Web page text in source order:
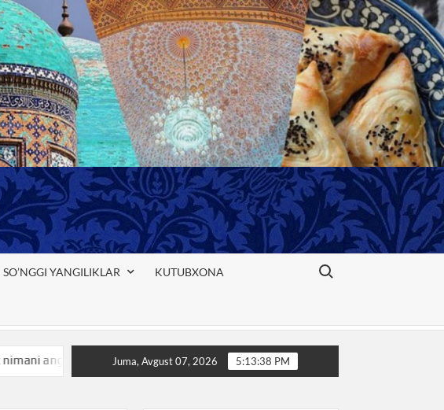
SO’NGGI YANGILIKLAR KUTUBXONA
Search for:
bilasizmi Baliq nimani anglatishini bilasizmi
Juma, Avgust 07, 2026 5:13:38 PM